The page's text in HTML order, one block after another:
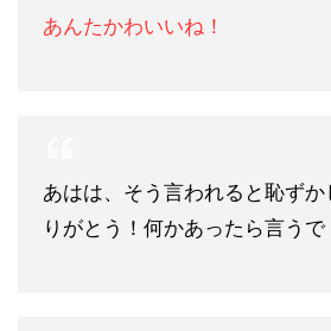
あんたかわいいね！
あはは、そう言われると恥ず
りがとう！何かあったら言うで